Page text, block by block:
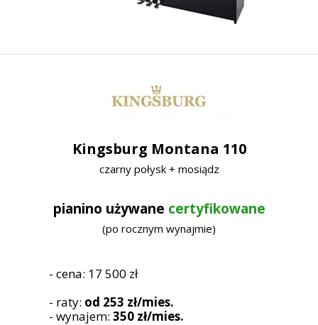
Kingsburg Montana 110
czarny połysk + mosiądz
pianino używane certyfikowane
(po rocznym wynajmie)
- cena: 17 500 zł
- raty: od 253 zł/mies.
- wynajem: 350 zł/mies.